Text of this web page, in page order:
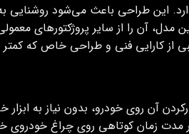
دارد. این طراحی باعث می‌شود
آن را از سایر پروژکتورهای معمولی
از کارایی فنی و طراحی خاص که
آن روی خودرو، بدون نیاز به
مدت‌ زمان کوتاهی روی چراغ خودروی